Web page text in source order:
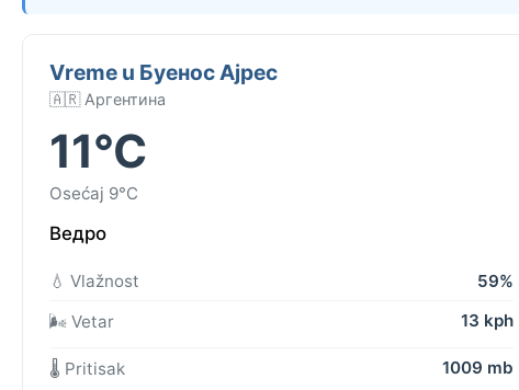
Vreme u Буенос Ајрес
🇦🇷 Аргентина
11°C
Osećaj 9°C
Ведро
💧 Vlažnost
59%
🌬️ Vetar
13 kph
🌡️ Pritisak 1009 mb